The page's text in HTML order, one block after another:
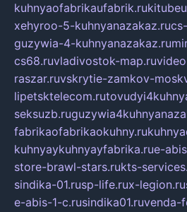
kuhnyaofabrikaufabrik.ru
xehyroo-5-kuhnyanazakaz.ru
guzywia-4-kuhnyanazakaz.ru
cs68.ruvladivostok-map.ru
raszar.ruvskrytie-zamkov-
lipetsktelecom.ru
seksuzb.ru
fabrikaofabrikaokuhny.ru
kuhnyaykuhnyayfabrika.rue-
store-brawl-stars.rukts-
sindika-01.rusp-life.rux-legion.ru
e-abis-1-c.rusindika01.ruvenda-